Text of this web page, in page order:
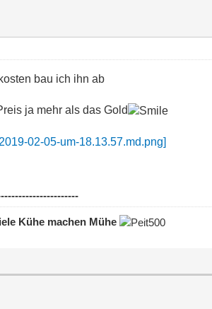
bau ich ihn ab
ja mehr als das Gold
Kühe machen Mühe